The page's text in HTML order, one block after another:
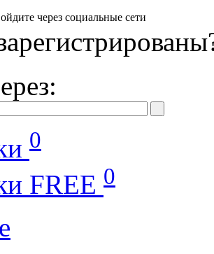
через социальные сети
0
FREE 0